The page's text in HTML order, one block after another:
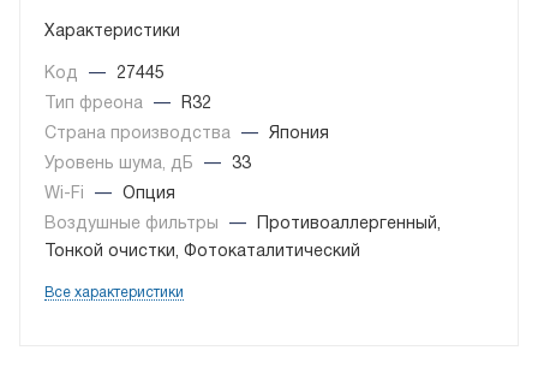
Характеристики
Код —
27445
Тип фреона
—
R32
Страна производства
—
Япония
Уровень шума, дБ
—
33
Wi-Fi
—
Опция
Воздушные фильтры
—
Противоаллергенный,
Тонкой очистки, Фотокаталитический
Все характеристики